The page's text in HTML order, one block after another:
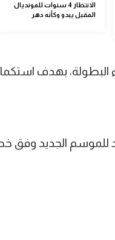
الانتظار 4 سنوات للمونديال
المقبل يبدو وكأنه دهر
البطولة، بهدف
للموسم الجديد وفق